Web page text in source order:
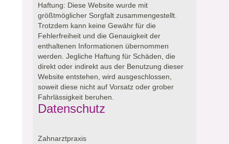
Haftung: Diese Website wurde mit
größtmöglicher Sorgfalt zusammengestellt.
Trotzdem kann keine Gewähr für die
Fehlerfreiheit und die Genauigkeit der
enthaltenen Informationen übernommen
werden. Jegliche Haftung für Schäden, die
direkt oder indirekt aus der Benutzung dieser
Website entstehen, wird ausgeschlossen,
soweit diese nicht auf Vorsatz oder grober
Fahrlässigkeit beruhen.
Datenschutz
Zahnarztpraxis